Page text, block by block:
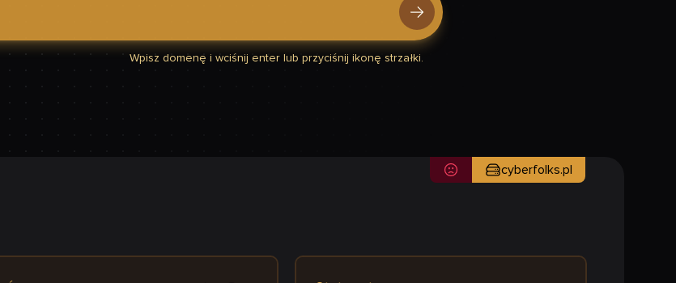
Wpisz domenę i wciśnij enter lub przyciśnij ikonę strzałki.
cyberfolks.pl